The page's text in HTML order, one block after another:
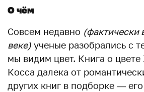
О чём
Совсем недавно (фактически
веке) ученые разобрались с
мы видим цвет. Книга о
Косса далека от
других книг в подборке —